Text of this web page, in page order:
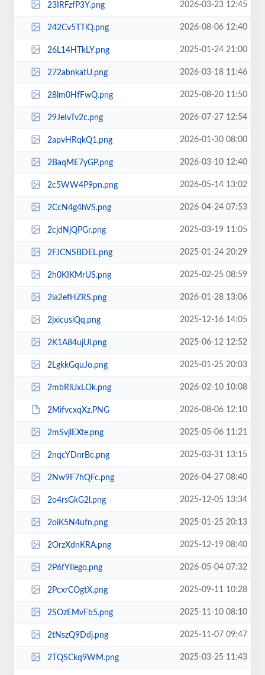
23IRFzfP3Y.png 2026-03-23 12:45
242Cv5TTlQ.png 2026-08-06 12:40
26L14HTkLY.png 2025-01-24 21:00
272abnkatU.png 2026-03-18 11:46
28lm0HfFwQ.png 2025-08-20 11:50
29JeIvTv2c.png 2026-07-27 12:54
2apvHRqkQ1.png 2026-01-30 08:00
2BaqME7yGP.png 2026-03-10 12:40
2c5WW4P9pn.png 2026-05-14 13:02
2CcN4g4hVS.png 2026-04-24 07:53
2cjdNjQPGr.png 2025-03-19 11:05
2FJCNSBDEL.png 2025-01-24 20:29
2h0KIKMrUS.png 2025-02-25 08:59
2ia2efHZRS.png 2026-01-28 13:06
2jxicusiQq.png 2025-12-16 14:05
2K1A84ujUl.png 2025-06-12 12:52
2LgkkGquJo.png 2025-01-25 20:03
2mbRlUxLOk.png 2026-02-10 10:08
2MifvcxqXz.PNG 2026-08-06 12:10
2mSvjlEXte.png 2025-05-06 11:21
2nqcYDnrBc.png 2025-03-31 13:15
2Nw9F7hQFc.png 2026-04-27 08:40
2o4rsGkG2l.png 2025-12-05 13:34
2oiK5N4ufn.png 2025-01-25 20:13
2OrzXdnKRA.png 2025-12-19 08:40
2P6fYIlego.png 2026-05-04 07:32
2PcxrCOgtX.png 2025-09-11 10:28
2SOzEMvFb5.png 2025-11-10 08:10
2tNszQ9Ddj.png 2025-11-07 09:47
2TQSCkq9WM.png 2025-03-25 11:43